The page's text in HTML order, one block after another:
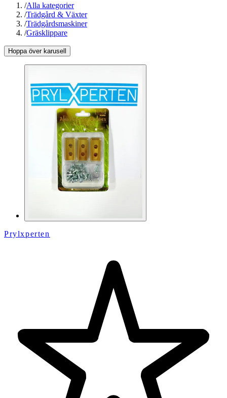
/Alla kategorier
/Trädgård & Växter
/Trädgårdsmaskiner
/Gräsklippare
Hoppa över karusell
Prylxperten